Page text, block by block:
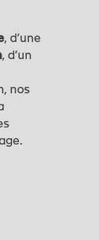
, d’une
, d’un
nos